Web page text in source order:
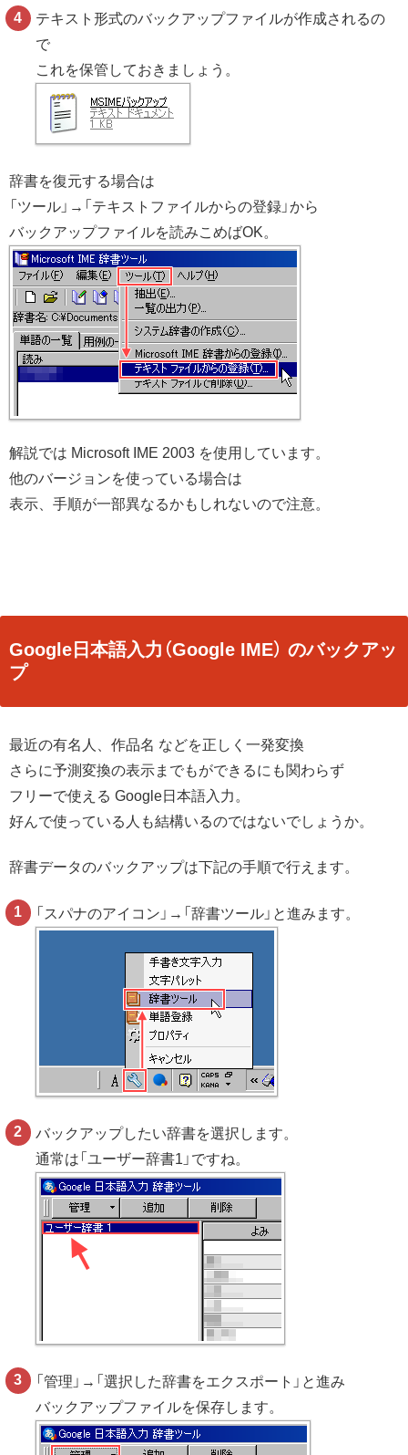
テキスト形式のバックアップファイルが作成されるの
で
これを保管しておきましょう。
辞書を復元する場合は
「ツール」→「テキストファイルからの登録」から
バックアップファイルを読みこめばOK。
解説では Microsoft IME 2003 を使用しています。
他のバージョンを使っている場合は
表示、手順が一部異なるかもしれないので注意。
Google日本語入力（Google IME） のバックアッ
プ
最近の有名人、作品名 などを正しく一発変換
さらに予測変換の表示までもができるにも関わらず
フリーで使える Google日本語入力。
好んで使っている人も結構いるのではないでしょうか。
辞書データのバックアップは下記の手順で行えます。
「スパナのアイコン」→「辞書ツール」と進みます。
バックアップしたい辞書を選択します。
通常は「ユーザー辞書1」ですね。
「管理」→「選択した辞書をエクスポート」と進み
バックアップファイルを保存します。